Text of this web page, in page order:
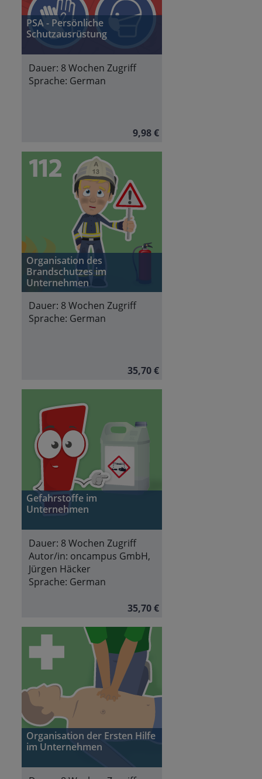
PSA - Persönliche
Schutzausrüstung
Dauer: 8 Wochen Zugriff
Sprache: German
9,98 €
Organisation des
Brandschutzes im
Unternehmen
Dauer: 8 Wochen Zugriff
Sprache: German
35,70 €
Gefahrstoffe im
Unternehmen
Dauer: 8 Wochen Zugriff
Autor/in: oncampus GmbH,
Jürgen Häcker
Sprache: German
35,70 €
Organisation der Ersten Hilfe
im Unternehmen